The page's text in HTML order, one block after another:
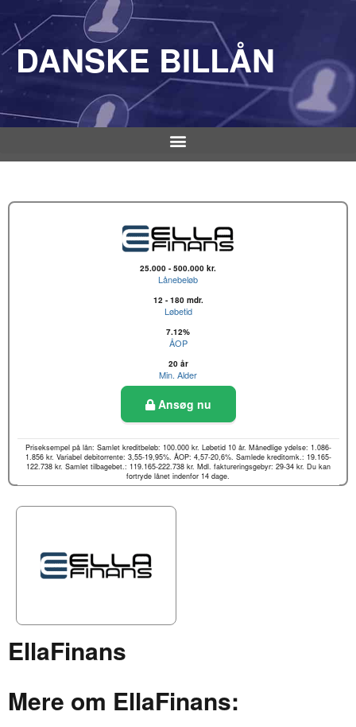
DANSKE BILLÅN
25.000 - 500.000 kr.
Lånebeløb
12 - 180 mdr.
Løbetid
7.12%
ÅOP
20 år
Min. Alder
Ansøg nu
Priseksempel på lån: Samlet kreditbeløb: 100.000 kr. Løbetid 10 år. Månedlige ydelse: 1.086-
1.856 kr. Variabel debitorrente: 3,55-19,95%. ÅOP: 4,57-20,6%. Samlede kreditomk.: 19.165-
122.738 kr. Samlet tilbagebet.: 119.165-222.738 kr. Mdl. faktureringsgebyr: 29-34 kr. Du kan
fortryde lånet indenfor 14 dage.
EllaFinans
Mere om EllaFinans: